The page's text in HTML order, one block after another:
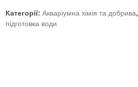
Категорії: Акваріумна хімія та добрива,
підготовка води